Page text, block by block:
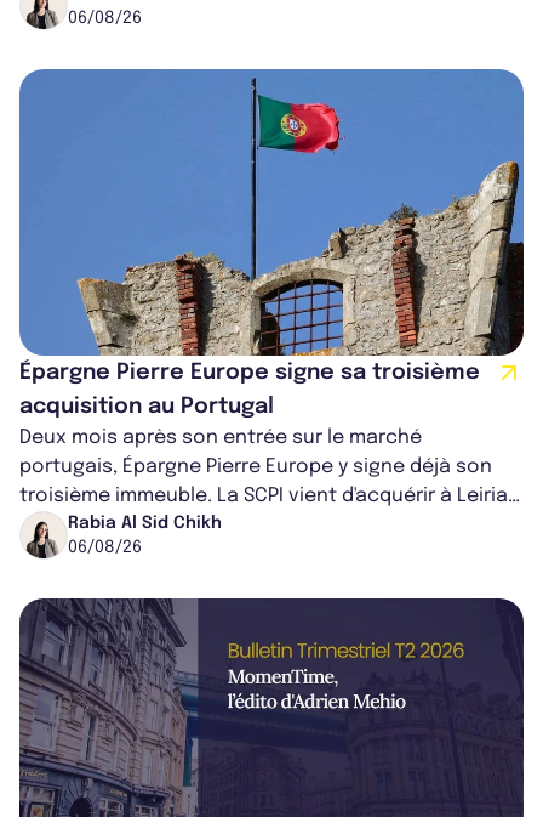
06/08/26
Épargne Pierre Europe signe sa troisième
acquisition au Portugal
Deux mois après son entrée sur le marché
portugais, Épargne Pierre Europe y signe déjà son
troisième immeuble. La SCPI vient d'acquérir à Leiria,
dans le centre du pays, un établis...
Rabia Al Sid Chikh
06/08/26